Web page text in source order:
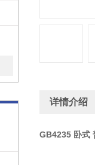
详情介绍
GB4235 卧式